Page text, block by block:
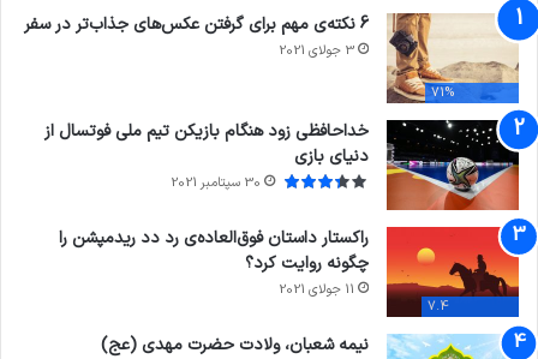
71%
6 نکته‌ی مهم برای گرفتن عکس‌های جذاب‌تر در سفر
3 جولای 2021
خداحافظی زود هنگام بازیکن تیم ملی فوتسال از
دنیای بازی
30 سپتامبر 2021
7.4
راکستار داستان فوق‌العاده‌ی رد دد ریدمپشن را
چگونه روایت کرد؟
11 جولای 2021
نیمه شعبان، ولادت حضرت مهدی (عج)